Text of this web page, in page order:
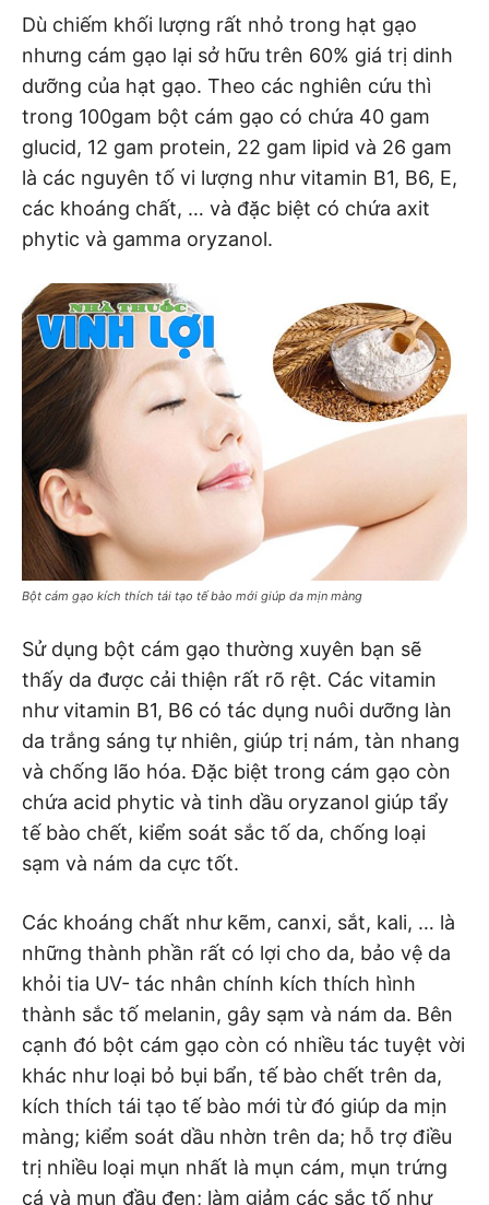
Dù chiếm khối lượng rất nhỏ trong hạt gạo
nhưng cám gạo lại sở hữu trên 60% giá trị dinh
dưỡng của hạt gạo. Theo các nghiên cứu thì
trong 100gam bột cám gạo có chứa 40 gam
glucid, 12 gam protein, 22 gam lipid và 26 gam
là các nguyên tố vi lượng như vitamin B1, B6, E,
các khoáng chất, … và đặc biệt có chứa axit
phytic và gamma oryzanol.
Bột cám gạo kích thích tái tạo tế bào mới giúp da mịn màng
Sử dụng bột cám gạo thường xuyên bạn sẽ
thấy da được cải thiện rất rõ rệt. Các vitamin
như vitamin B1, B6 có tác dụng nuôi dưỡng làn
da trắng sáng tự nhiên, giúp trị nám, tàn nhang
và chống lão hóa. Đặc biệt trong cám gạo còn
chứa acid phytic và tinh dầu oryzanol giúp tẩy
tế bào chết, kiểm soát sắc tố da, chống loại
sạm và nám da cực tốt.
Các khoáng chất như kẽm, canxi, sắt, kali, … là
những thành phần rất có lợi cho da, bảo vệ da
khỏi tia UV- tác nhân chính kích thích hình
thành sắc tố melanin, gây sạm và nám da. Bên
cạnh đó bột cám gạo còn có nhiều tác tuyệt vời
khác như loại bỏ bụi bẩn, tế bào chết trên da,
kích thích tái tạo tế bào mới từ đó giúp da mịn
màng; kiểm soát dầu nhờn trên da; hỗ trợ điều
trị nhiều loại mụn nhất là mụn cám, mụn trứng
cá và mụn đầu đen; làm giảm các sắc tố như